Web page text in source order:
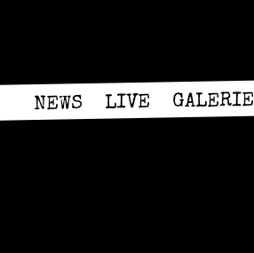
NEWS LIVE GALERIE